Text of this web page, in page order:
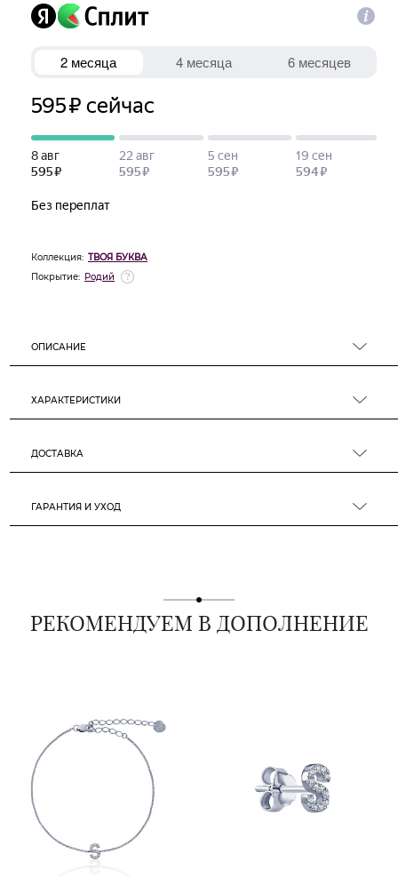
Коллекция: ТВОЯ БУКВА
Покрытие: Родий
ОПИСАНИЕ
ХАРАКТЕРИСТИКИ
ДОСТАВКА
ГАРАНТИЯ И УХОД
РЕКОМЕНДУЕМ В ДОПОЛНЕНИЕ